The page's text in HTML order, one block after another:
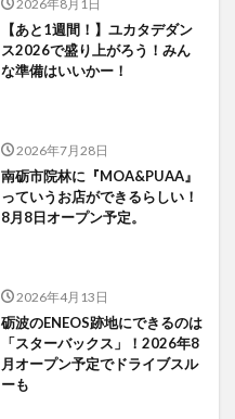
2026年8月1日
【あと1週間！】ユカタデダン
ス2026で盛り上がろう！みん
な準備はいいかー！
2026年7月28日
南砺市院林に『MOA&PUAA』
っていうお店ができるらしい！
8月8日オープン予定。
2026年4月13日
砺波のENEOS跡地にできるのは
「スターバックス」！2026年8
月オープン予定でドライブスル
ーも